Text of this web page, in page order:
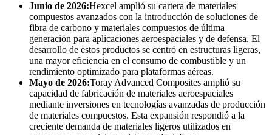
Junio ​​de 2026:Hexcel amplió su cartera de materiales
compuestos avanzados con la introducción de soluciones de
fibra de carbono y materiales compuestos de última
generación para aplicaciones aeroespaciales y de defensa. El
desarrollo de estos productos se centró en estructuras ligeras,
una mayor eficiencia en el consumo de combustible y un
rendimiento optimizado para plataformas aéreas.
Mayo de 2026:Toray Advanced Composites amplió su
capacidad de fabricación de materiales aeroespaciales
mediante inversiones en tecnologías avanzadas de producción
de materiales compuestos. Esta expansión respondió a la
creciente demanda de materiales ligeros utilizados en